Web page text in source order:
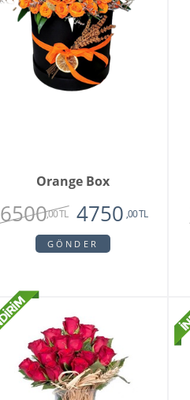
Orange Box
6500,00 TL 4750 ,00 TL
GÖNDER